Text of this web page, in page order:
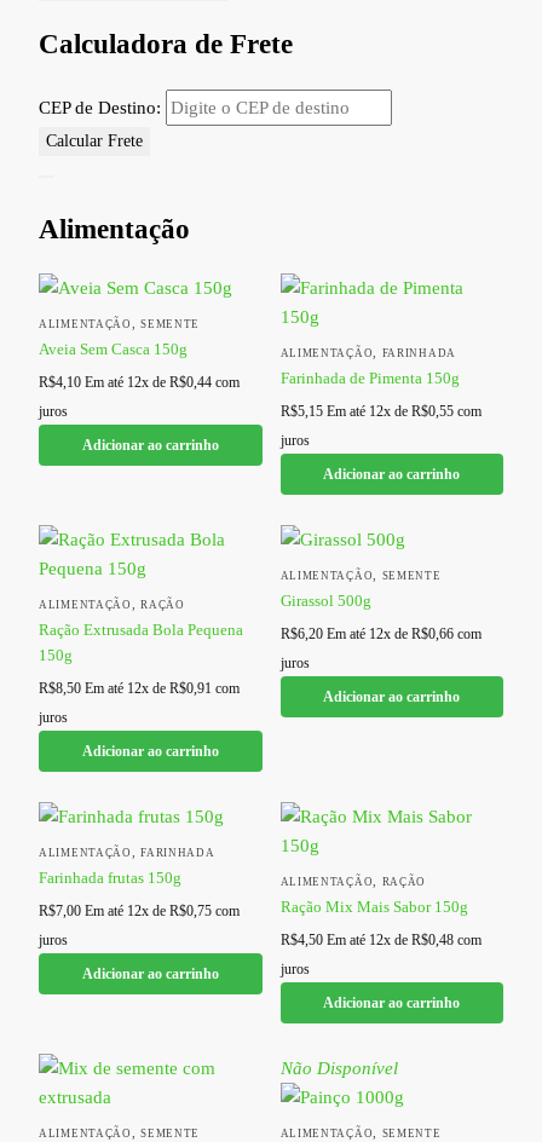
Calculadora de Frete
CEP de Destino:
Calcular Frete
Alimentação
ALIMENTAÇÃO ,SEMENTE
Aveia Sem Casca 150g
R$4,10 Em até 12x de R$0,44 com
juros
Adicionar ao carrinho
ALIMENTAÇÃO FARINHADA
Farinhada de Pimenta 150g
R$5,15 Em até 12x de R$0,55com
juros
Adicionar ao carrinho
ALIMENTAÇÃO ,RAÇÃO
Ração Extrusada Bola Pequena
150g
R$8,50 Em até 12x de R$0,91 com
juros
Adicionar ao carrinho
ALIMENTAÇÃO SEMENTE
Girassol 500g
R$6,20 Em até 12x de R$0,66com
juros
Adicionar ao carrinho
ALIMENTAÇÃO ,FARINHADA
Farinhada frutas 150g
R$7,00 Em até 12x de R$0,75 com
juros
Adicionar ao carrinho
ALIMENTAÇÃO RAÇÃO
Ração Mix Mais Sabor 150g
R$4,50 Em até 12x de R$0,48com
juros
Adicionar ao carrinho
ALIMENTAÇÃO ,SEMENTE
Não Disponível
ALIMENTAÇÃO SEMENTE